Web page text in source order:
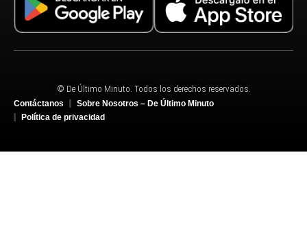
© De Último Minuto. Todos los derechos reservados.
Contáctanos
Sobre Nosotros – De Último Minuto
Política de privacidad